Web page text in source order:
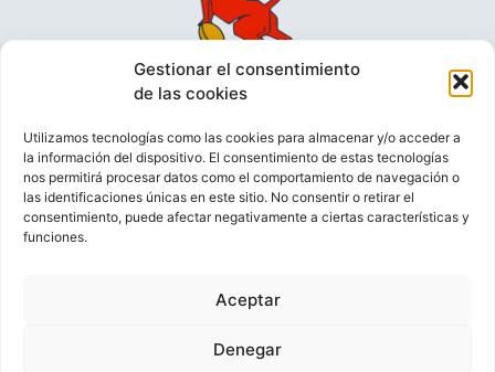
Gestionar el consentimiento
de las cookies
Utilizamos tecnologías como las cookies para almacenar y/o acceder a
la información del dispositivo. El consentimiento de estas tecnologías
nos permitirá procesar datos como el comportamiento de navegación o
las identificaciones únicas en este sitio. No consentir o retirar el
consentimiento, puede afectar negativamente a ciertas características y
funciones.
Aceptar
Denegar
VIDEOCONFERENCIAS
POLÍTICA DE PRIVACIDAD
CONTACTO